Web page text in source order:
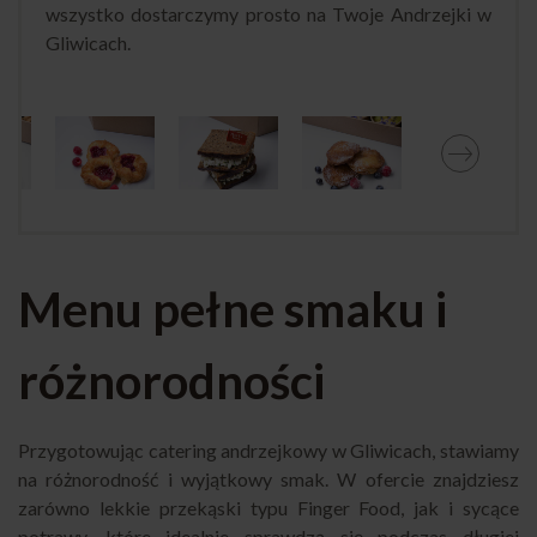
wszystko dostarczymy prosto na Twoje Andrzejki w
Gliwicach.
Menu pełne smaku i
różnorodności
Przygotowując catering andrzejkowy w Gliwicach, stawiamy
na różnorodność i wyjątkowy smak. W ofercie znajdziesz
zarówno lekkie przekąski typu Finger Food, jak i sycące